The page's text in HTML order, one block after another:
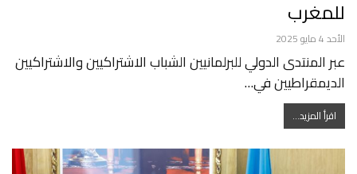
للمغرب
الأحد 4 مايو 2025
عبر المنتدى الدولي للبرلمانيين الشباب الاشتراكيين والاشتراكيين
الديمقراطيين في…
اقرأ المزيد...